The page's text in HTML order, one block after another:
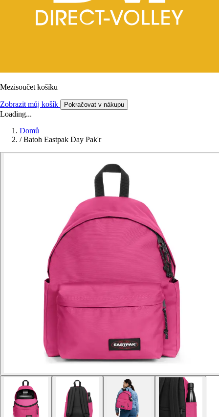
Mezisoučet košíku
Zobrazit můj košík Pokračovat v nákupu
Loading...
Domů
/ Batoh Eastpak Day Pak'r